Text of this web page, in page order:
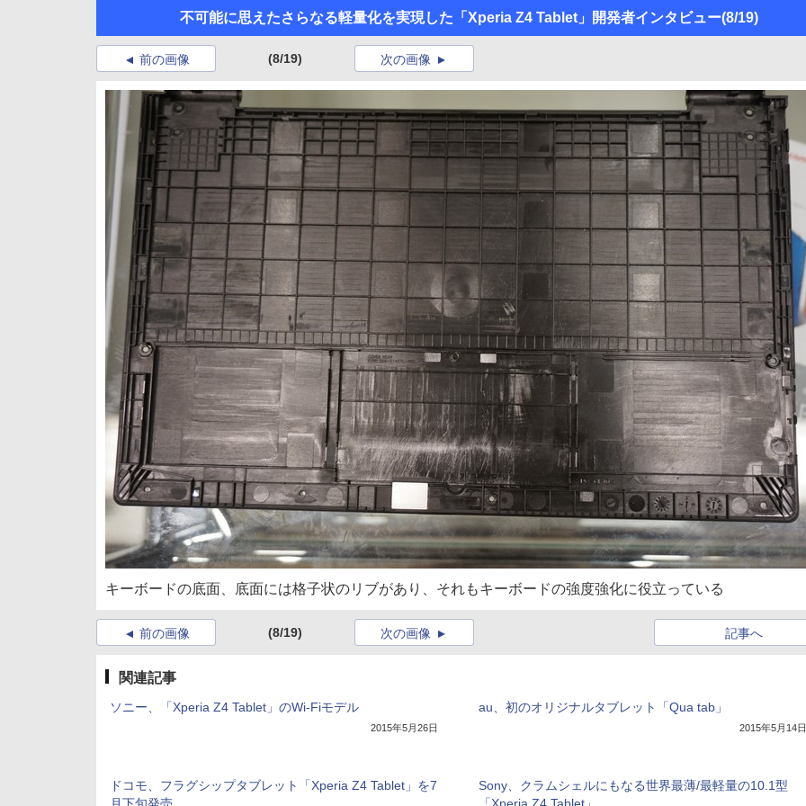
不可能に思えたさらなる軽量化を実現した「Xperia Z4 Tablet」開発者インタビュー(8/19)
前の画像 (8/19) 次の画像
キーボードの底面、底面には格子状のリブがあり、それもキーボードの強度強化に役立っている
前の画像 (8/19) 記事へ
次の画像
関連記事
ソニー、「Xperia Z4 Tablet」のWi-Fiモデル
2015年5月26日
au、初のオリジナルタブレット「Qua tab」
2015年5月14日
ドコモ、フラグシップタブレット「Xperia Z4 Tablet」を7
Sony、クラムシェルにもなる世界最薄/最軽量の10.1型